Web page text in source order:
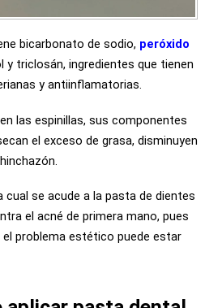
bicarbonato de sodio, peróxido
y triclosán, ingredientes que tienen
y antiinflamatorias.
las espinillas, sus componentes
el exceso de grasa, disminuyen
cual se acude a la pasta de dientes
el acné de primera mano, pues
el problema estético puede estar